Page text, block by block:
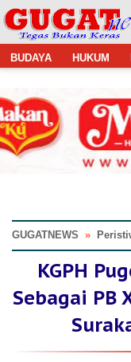
BUDAYA HUKUM
GUGATNEWS »
KGPH
Sebagai PB